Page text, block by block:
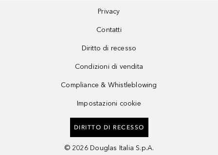
Privacy
Contatti
Diritto di recesso
Condizioni di vendita
Compliance & Whistleblowing
Impostazioni cookie
DIRITTO DI RECESSO
© 2026 Douglas Italia S.p.A.